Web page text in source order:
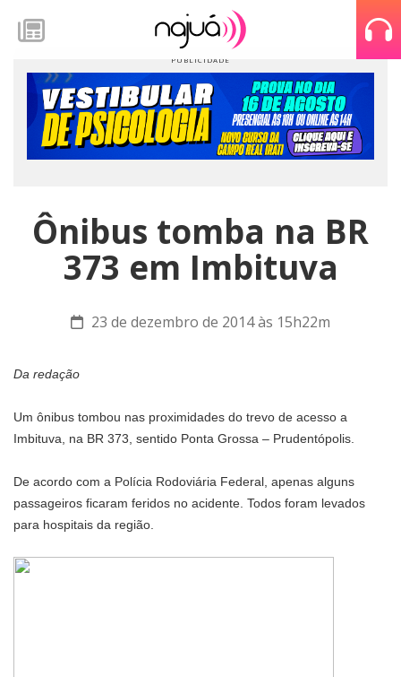
Ônibus tomba na BR
373 em Imbituva
23 de dezembro de 2014 às 15h22m
Da redação
Um ônibus tombou nas proximidades do trevo de acesso a
Imbituva, na BR 373, sentido Ponta Grossa – Prudentópolis.
De acordo com a Polícia Rodoviária Federal, apenas alguns
passageiros ficaram feridos no acidente. Todos foram levados
para hospitais da região.